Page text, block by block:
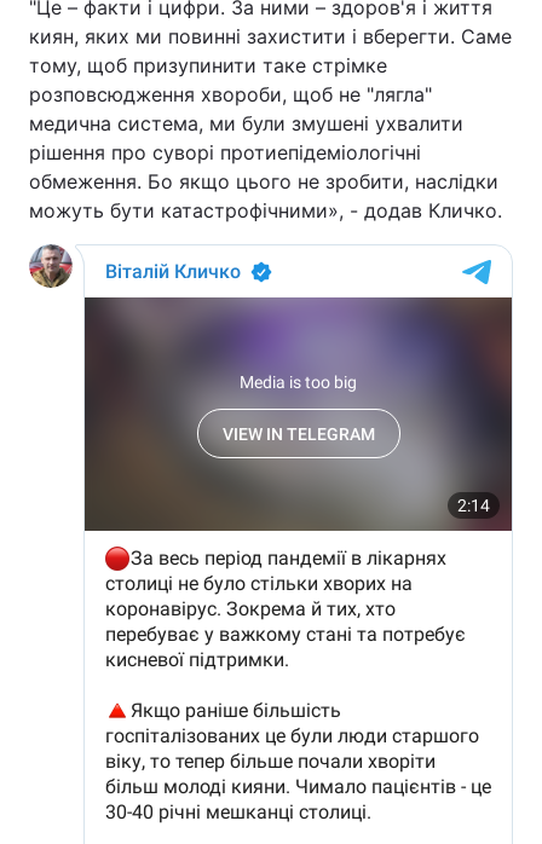
"Це – факти і цифри. За ними – здоров'я і життя
киян, яких ми повинні захистити і вберегти. Саме
тому, щоб призупинити таке стрімке
розповсюдження хвороби, щоб не "лягла"
медична система, ми були змушені ухвалити
рішення про суворі протиепідеміологічні
обмеження. Бо якщо цього не зробити, наслідки
можуть бути катастрофічними», - додав Кличко.